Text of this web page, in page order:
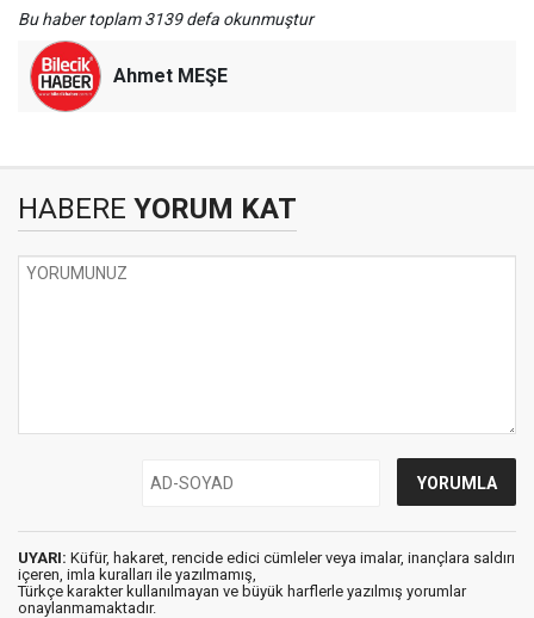
Bu haber toplam 3139 defa okunmuştur
Ahmet MEŞE
HABERE YORUM KAT
UYARI: Küfür, hakaret, rencide edici cümleler veya imalar, inançlara saldırı
içeren, imla kuralları ile yazılmamış,
Türkçe karakter kullanılmayan ve büyük harflerle yazılmış yorumlar
onaylanmamaktadır.